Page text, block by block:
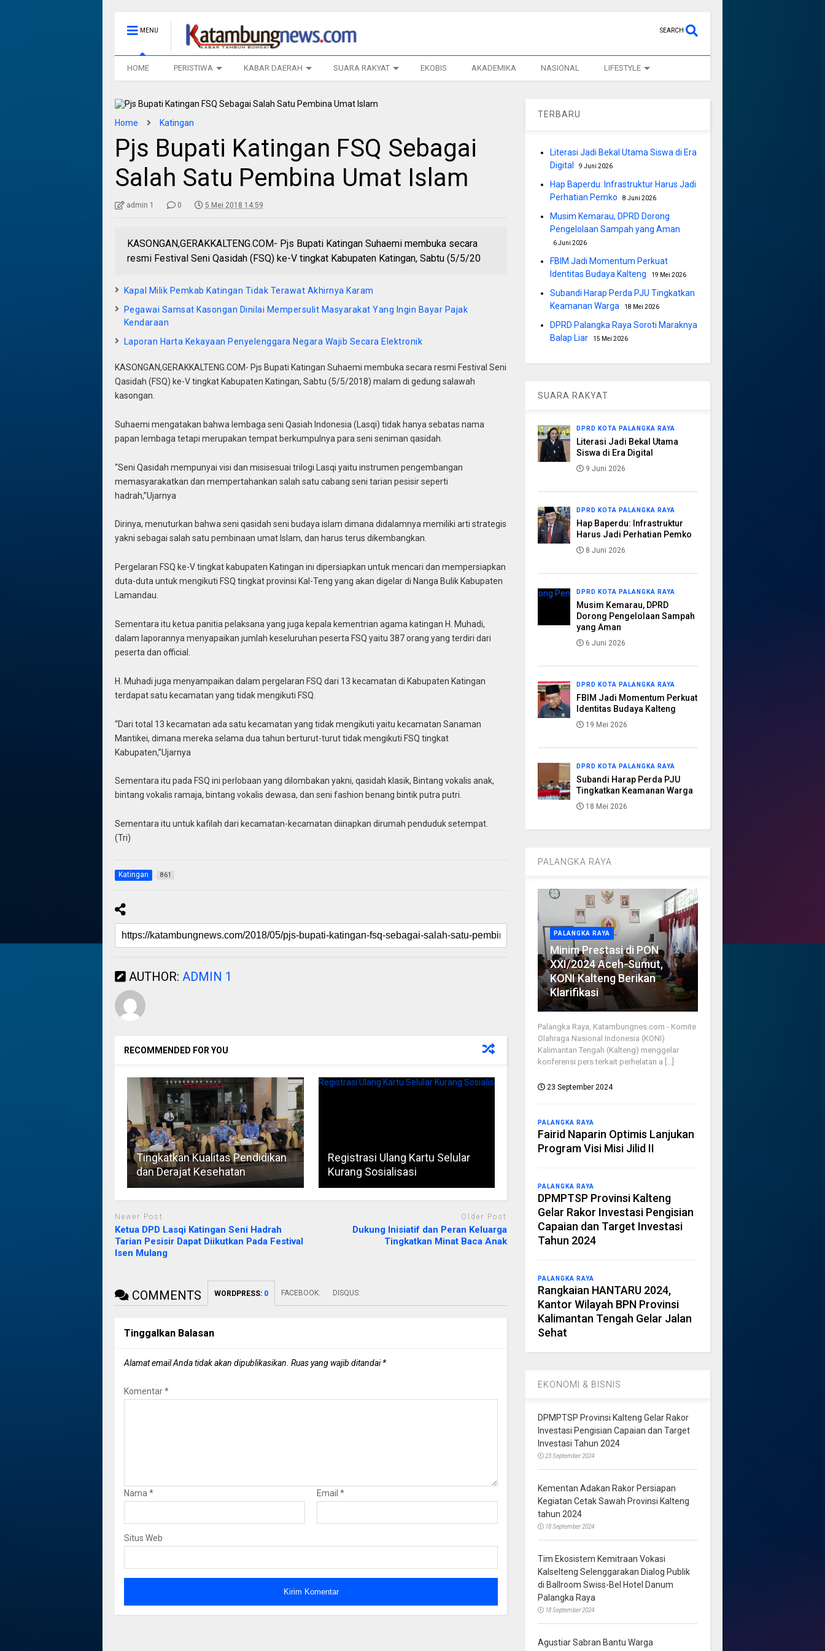
MENU SEARCH
HOME PERISTIWA KABAR DAERAH SUARA RAKYAT EKOBIS AKADEMIKA NASIONAL LIFESTYLE
Home Katingan
Pjs Bupati Katingan FSQ Sebagai
Salah Satu Pembina Umat Islam
admin 1 0 5 Mei 2018 14:59
KASONGAN,GERAKKALTENG.COM- Pjs Bupati Katingan Suhaemi membuka secara
resmi Festival Seni Qasidah (FSQ) ke-V tingkat Kabupaten Katingan, Sabtu (5/5/20
Kapal Milik Pemkab Katingan Tidak Terawat Akhirnya Karam
Pegawai Samsat Kasongan Dinilai Mempersulit Masyarakat Yang Ingin Bayar Pajak
Kendaraan
Laporan Harta Kekayaan Penyelenggara Negara Wajib Secara Elektronik
KASONGAN,GERAKKALTENG.COM- Pjs Bupati Katingan Suhaemi membuka secara resmi Festival Seni
Qasidah (FSQ) ke-V tingkat Kabupaten Katingan, Sabtu (5/5/2018) malam di gedung salawah
kasongan.
Suhaemi mengatakan bahwa lembaga seni Qasiah Indonesia (Lasqi) tidak hanya sebatas nama
papan lembaga tetapi merupakan tempat berkumpulnya para seni seniman qasidah.
“Seni Qasidah mempunyai visi dan misisesuai trilogi Lasqi yaitu instrumen pengembangan
memasyarakatkan dan mempertahankan salah satu cabang seni tarian pesisir seperti
hadrah,”Ujarnya
Dirinya, menuturkan bahwa seni qasidah seni budaya islam dimana didalamnya memiliki arti strategis
yakni sebagai salah satu pembinaan umat Islam, dan harus terus dikembangkan.
Pergelaran FSQ ke-V tingkat kabupaten Katingan ini dipersiapkan untuk mencari dan mempersiapkan
duta-duta untuk mengikuti FSQ tingkat provinsi Kal-Teng yang akan digelar di Nanga Bulik Kabupaten
Lamandau.
Sementara itu ketua panitia pelaksana yang juga kepala kementrian agama katingan H. Muhadi,
dalam laporannya menyapaikan jumlah keseluruhan peserta FSQ yaitu 387 orang yang terdiri dari
peserta dan official.
H. Muhadi juga menyampaikan dalam pergelaran FSQ dari 13 kecamatan di Kabupaten Katingan
terdapat satu kecamatan yang tidak mengikuti FSQ.
“Dari total 13 kecamatan ada satu kecamatan yang tidak mengikuti yaitu kecamatan Sanaman
Mantikei, dimana mereka selama dua tahun berturut-turut tidak mengikuti FSQ tingkat
Kabupaten,”Ujarnya
Sementara itu pada FSQ ini perlobaan yang dilombakan yakni, qasidah klasik, Bintang vokalis anak,
bintang vokalis ramaja, bintang vokalis dewasa, dan seni fashion benang bintik putra putri.
Sementara itu untuk kafilah dari kecamatan-kecamatan diinapkan dirumah penduduk setempat.
(Tri)
Katingan 861
AUTHOR: ADMIN 1
RECOMMENDED FOR YOU
Tingkatkan Kualitas Pendidikan
dan Derajat Kesehatan
Registrasi Ulang Kartu Selular
Kurang Sosialisasi
Newer Post
Ketua DPD Lasqi Katingan Seni Hadrah
Tarian Pesisir Dapat Diikutkan Pada Festival
Isen Mulang
Older Post
Dukung Inisiatif dan Peran Keluarga
Tingkatkan Minat Baca Anak
COMMENTS WORDPRESS: 0 FACEBOOK: DISQUS:
Tinggalkan Balasan
Alamat email Anda tidak akan dipublikasikan. Ruas yang wajib ditandai*
Komentar*
Nama * Email *
Situs Web
TERBARU
Literasi Jadi Bekal Utama Siswa di Era
Digital
9 Juni 2026
Hap Baperdu: Infrastruktur Harus Jadi
Perhatian Pemko
8 Juni 2026
Musim Kemarau, DPRD Dorong
Pengelolaan Sampah yang Aman
6 Juni 2026
FBIM Jadi Momentum Perkuat
Identitas Budaya Kalteng
19 Mei 2026
Subandi Harap Perda PJU Tingkatkan
Keamanan Warga
18 Mei 2026
DPRD Palangka Raya Soroti Maraknya
Balap Liar
15 Mei 2026
SUARA RAKYAT
DPRD KOTA PALANGKA RAYA
Literasi Jadi Bekal Utama
Siswa di Era Digital
9 Juni 2026
DPRD KOTA PALANGKA RAYA
Hap Baperdu: Infrastruktur
Harus Jadi Perhatian Pemko
8 Juni 2026
DPRD KOTA PALANGKA RAYA
Musim Kemarau, DPRD
Dorong Pengelolaan Sampah
yang Aman
6 Juni 2026
DPRD KOTA PALANGKA RAYA
FBIM Jadi Momentum Perkuat
Identitas Budaya Kalteng
19 Mei 2026
DPRD KOTA PALANGKA RAYA
Subandi Harap Perda PJU
Tingkatkan Keamanan Warga
18 Mei 2026
PALANGKA RAYA
PALANGKA RAYA
Minim Prestasi di PON
XXI/2024 Aceh-Sumut,
KONI Kalteng Berikan
Klarifikasi
Palangka Raya, Katambungnes.com - Komite
Olahraga Nasional Indonesia (KONI)
Kalimantan Tengah (Kalteng) menggelar
konferensi pers terkait perhelatan a [...]
23 September 2024
PALANGKA RAYA
Fairid Naparin Optimis Lanjukan
Program Visi Misi Jilid II
PALANGKA RAYA
DPMPTSP Provinsi Kalteng
Gelar Rakor Investasi Pengisian
Capaian dan Target Investasi
Tahun 2024
PALANGKA RAYA
Rangkaian HANTARU 2024,
Kantor Wilayah BPN Provinsi
Kalimantan Tengah Gelar Jalan
Sehat
EKONOMI & BISNIS
DPMPTSP Provinsi Kalteng Gelar Rakor
Investasi Pengisian Capaian dan Target
Investasi Tahun 2024
23 September 2024
Kementan Adakan Rakor Persiapan
Kegiatan Cetak Sawah Provinsi Kalteng
tahun 2024
18 September 2024
Tim Ekosistem Kemitraan Vokasi
Kalselteng Selenggarakan Dialog Publik
di Ballroom Swiss-Bel Hotel Danum
Palangka Raya
18 September 2024
Agustiar Sabran Bantu Warga